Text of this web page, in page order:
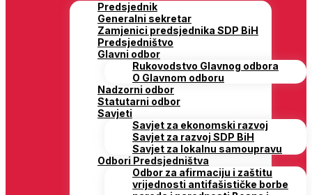
Predsjednik
Generalni sekretar
Zamjenici predsjednika SDP BiH
Predsjedništvo
Glavni odbor
Rukovodstvo Glavnog odbora
O Glavnom odboru
Nadzorni odbor
Statutarni odbor
Savjeti
Savjet za ekonomski razvoj
Savjet za razvoj SDP BiH
Savjet za lokalnu samoupravu
Odbori Predsjedništva
Odbor za afirmaciju i zaštitu
vrijednosti antifašističke borbe